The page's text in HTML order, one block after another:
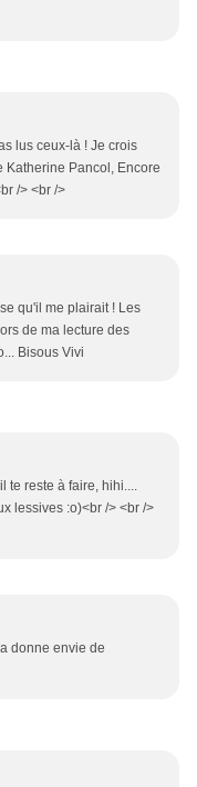
lus ceux-là ! Je crois
Katherine Pancol, Encore
/> <br />
qu'il me plairait ! Les
de ma lecture des
Bisous Vivi
te reste à faire, hihi....
lessives :o)<br /> <br />
donne envie de